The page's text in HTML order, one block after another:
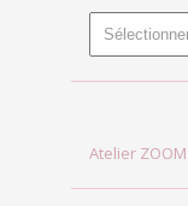
Atelier ZOOM